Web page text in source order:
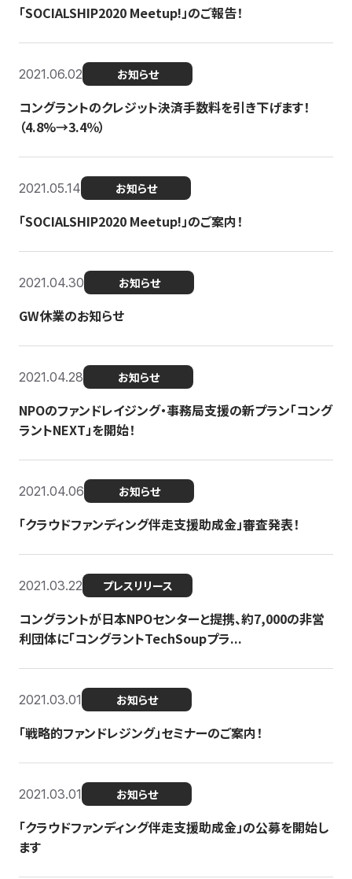
「SOCIALSHIP2020 Meetup!」のご報告！
2021.06.02 お知らせ
コングラントのクレジット決済手数料を引き下げます！
（4.8%→3.4％）
2021.05.14 お知らせ
「SOCIALSHIP2020 Meetup!」のご案内！
2021.04.30 お知らせ
GW休業のお知らせ
2021.04.28 お知らせ
NPOのファンドレイジング・事務局支援の新プラン「コング
ラントNEXT」を開始！
2021.04.06 お知らせ
「クラウドファンディング伴走支援助成金」審査発表！
2021.03.22 プレスリリース
コングラントが日本NPOセンターと提携、約7,000の非営
利団体に「コングラントTechSoupプラ...
2021.03.01 お知らせ
「戦略的ファンドレジング」セミナーのご案内！
2021.03.01 お知らせ
「クラウドファンディング伴走支援助成金」の公募を開始し
ます